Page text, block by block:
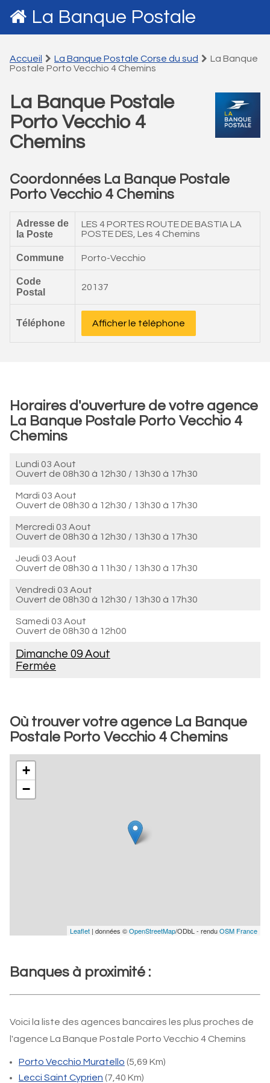
La Banque Postale
Accueil La Banque Postale Corse du sud
La Banque
Postale Porto Vecchio 4 Chemins
La Banque Postale
Porto Vecchio 4
Chemins
Coordonnées La Banque Postale
Porto Vecchio 4 Chemins
Adresse de
la Poste
LES 4 PORTES ROUTE DE BASTIA LA
POSTE DES, Les 4 Chemins
Commune Porto-Vecchio
Code
Postal
20137
Téléphone Afficher le téléphone
Horaires d'ouverture de votre agence
La Banque Postale Porto Vecchio 4
Chemins
Lundi 03 Aout
Ouvert de 08h30 à 12h30 / 13h30 à 17h30
Mardi 03 Aout
Ouvert de 08h30 à 12h30 / 13h30 à 17h30
Mercredi 03 Aout
Ouvert de 08h30 à 12h30 / 13h30 à 17h30
Jeudi 03 Aout
Ouvert de 08h30 à 11h30 / 13h30 à 17h30
Vendredi 03 Aout
Ouvert de 08h30 à 12h30 / 13h30 à 17h30
Samedi 03 Aout
Ouvert de 08h30 à 12h00
Dimanche 09 Aout
Fermée
Où trouver votre agence La Banque
Postale Porto Vecchio 4 Chemins
+
−
Leaflet | données ©OpenStreetMap/ODbL - renduOSM France
Banques à proximité :
Voici la liste des agences bancaires les plus proches de
l'agence La Banque Postale Porto Vecchio 4 Chemins
Porto Vecchio Muratello (5,69 Km)
Lecci Saint Cyprien (7,40 Km)